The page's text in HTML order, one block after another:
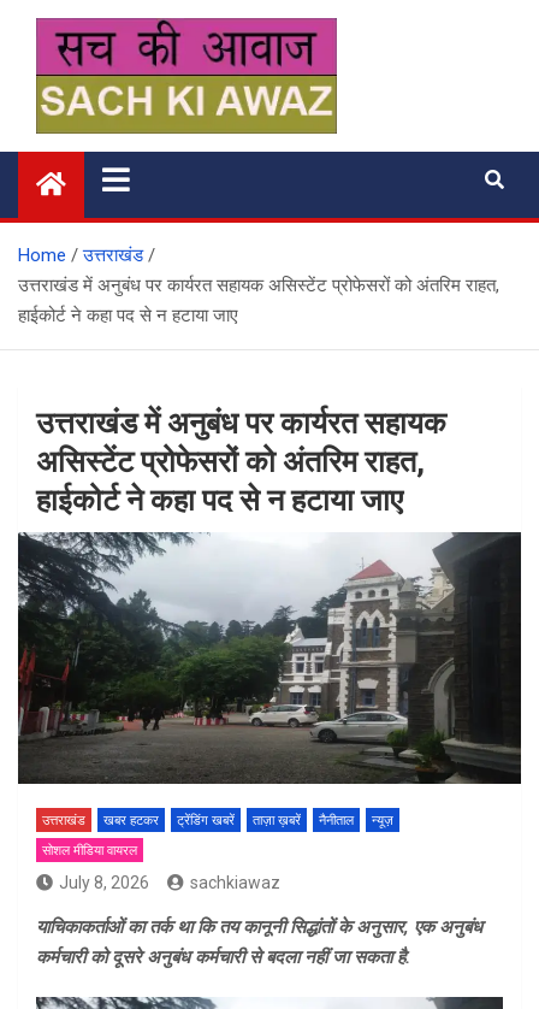
content
सच की आवाज
Home
उत्तराखंड
उत्तराखंड में अनुबंध पर कार्यरत सहायक असिस्टेंट प्रोफेसरों को अंतरिम राहत,
हाईकोर्ट ने कहा पद से न हटाया जाए
उत्तराखंड में अनुबंध पर कार्यरत सहायक
असिस्टेंट प्रोफेसरों को अंतरिम राहत,
हाईकोर्ट ने कहा पद से न हटाया जाए
उत्तराखंड खबर हटकर ट्रेंडिंग खबरें ताज़ा ख़बरें नैनीताल
न्यूज़
सोशल मीडिया वायरल
July 8, 2026 sachkiawaz
याचिकाकर्ताओं का तर्क था कि तय कानूनी सिद्धांतों के अनुसार, एक अनुबंध
कर्मचारी को दूसरे अनुबंध कर्मचारी से बदला नहीं जा सकता है.